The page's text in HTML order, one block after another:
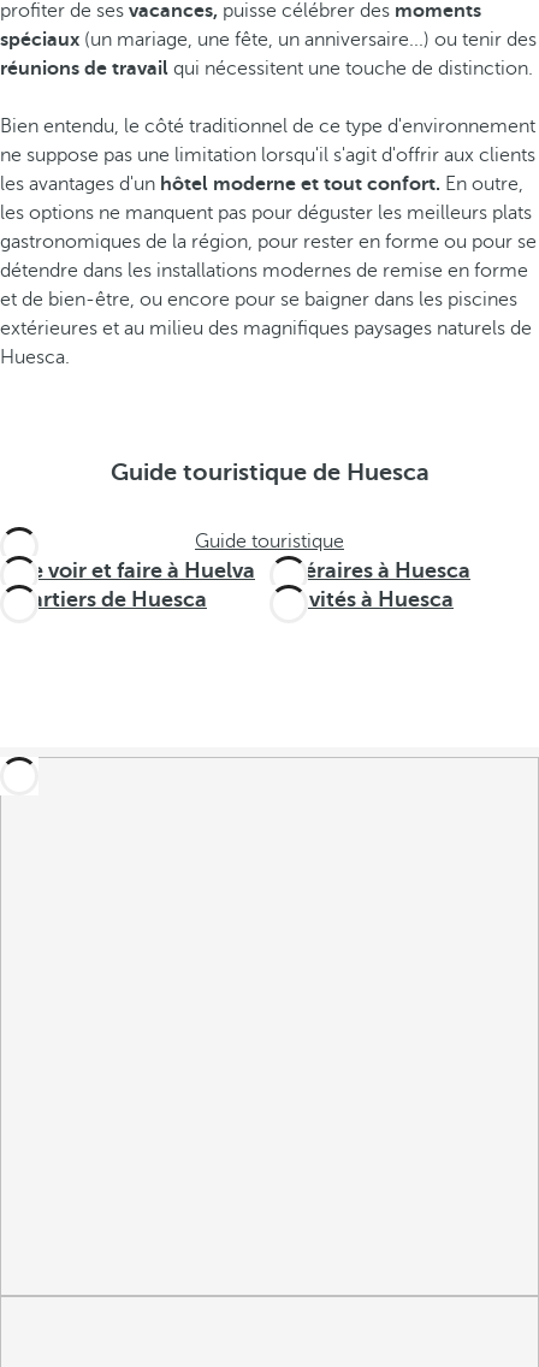
profiter de ses vacances, puisse célébrer des moments
spéciaux (un mariage, une fête, un anniversaire...) ou tenir des
réunions de travail qui nécessitent une touche de distinction.
Bien entendu, le côté traditionnel de ce type d'environnement
ne suppose pas une limitation lorsqu'il s'agit d'offrir aux clients
les avantages d'un hôtel moderne et tout confort. En outre,
les options ne manquent pas pour déguster les meilleurs plats
gastronomiques de la région, pour rester en forme ou pour se
détendre dans les installations modernes de remise en forme
et de bien-être, ou encore pour se baigner dans les piscines
extérieures et au milieu des magnifiques paysages naturels de
Huesca.
Guide touristique de Huesca
Guide touristique
Que voir et faire à Huelva
Itinéraires à Huesca
Quartiers de Huesca
Activités à Huesca